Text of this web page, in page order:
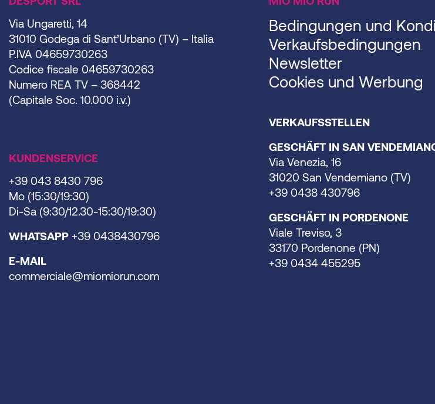
Via Ungaretti, 14
31010 Godega di Sant’Urbano (TV) – Italia
P.IVA 04659730263
Codice fiscale 04659730263
Numero REA TV – 368442
(Capitale Soc. 10.000 i.v.)
KUNDENSERVICE
+39 043 8430 796
Mo (15:30/19:30)
Di-Sa (9:30/12.30-15:30/19:30)
WHATSAPP +39 0438430796
E-MAIL
commerciale@miomiorun.com
Bedingungen und
Verkaufsbedingungen
Newsletter
Cookies und Werbung
VERKAUFSSTELLEN
GESCHÄFT IN SAN
Via Venezia, 16
31020 San Vendemiano (TV)
+39 0438 430796
GESCHÄFT IN PORDENONE
Viale Treviso, 3
33170 Pordenone (PN)
+39 0434 455295